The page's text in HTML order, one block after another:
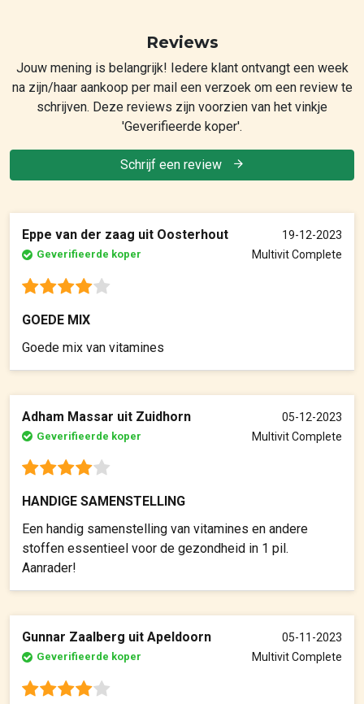
Reviews
Jouw mening is belangrijk! Iedere klant ontvangt een week
na zijn/haar aankoop per mail een verzoek om een review te
schrijven. Deze reviews zijn voorzien van het vinkje
'Geverifieerde koper'.
Schrijf een review
Eppe van der zaag uit Oosterhout
Geverifieerde koper
19-12-2023
Multivit Complete
GOEDE MIX
Goede mix van vitamines
Adham Massar uit Zuidhorn
Geverifieerde koper
05-12-2023
Multivit Complete
HANDIGE SAMENSTELLING
Een handig samenstelling van vitamines en andere
stoffen essentieel voor de gezondheid in 1 pil.
Aanrader!
Gunnar Zaalberg uit Apeldoorn
Geverifieerde koper
05-11-2023
Multivit Complete